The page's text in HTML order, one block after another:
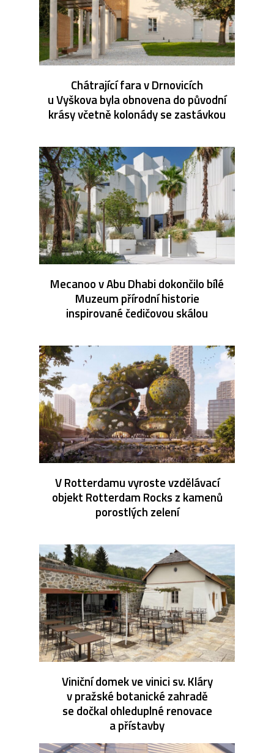
Chátrající fara v Drnovicích
u Vyškova byla obnovena do původní
krásy včetně kolonády se zastávkou
Mecanoo v Abu Dhabi dokončilo bílé
Muzeum přírodní historie
inspirované čedičovou skálou
V Rotterdamu vyroste vzdělávací
objekt Rotterdam Rocks z kamenů
porostlých zelení
Viniční domek ve vinici sv. Kláry
v pražské botanické zahradě
se dočkal ohleduplné renovace
a přístavby